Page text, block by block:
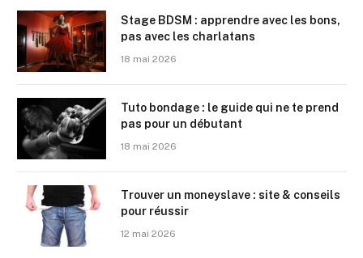
Stage BDSM : apprendre avec les bons,
pas avec les charlatans
18 mai 2026
Tuto bondage : le guide qui ne te prend
pas pour un débutant
18 mai 2026
Trouver un moneyslave : site & conseils
pour réussir
12 mai 2026